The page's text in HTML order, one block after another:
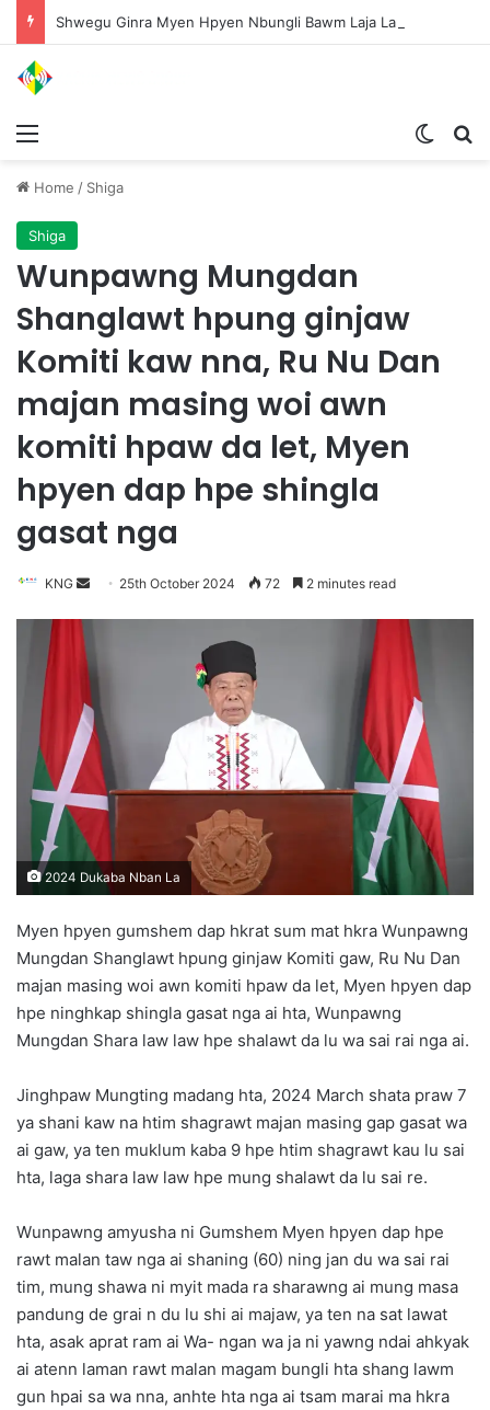
Home / Shiga
Shiga
Wunpawng Mungdan
Shanglawt hpung ginjaw
Komiti kaw nna, Ru Nu Dan
majan masing woi awn
komiti hpaw da let, Myen
hpyen dap hpe shingla
gasat nga
KNG
a
n
e
m
a
l
25th October 2024 72 2 minutes read
2024 Dukaba Nban La
Myen hpyen gumshem dap hkrat sum mat hkra Wunpawng
Mungdan Shanglawt hpung ginjaw Komiti gaw, Ru Nu Dan
majan masing woi awn komiti hpaw da let, Myen hpyen dap
hpe ninghkap shingla gasat nga ai hta, Wunpawng
Mungdan Shara law law hpe shalawt da lu wa sai rai nga ai.
Jinghpaw Mungting madang hta, 2024 March shata praw 7
ya shani kaw na htim shagrawt majan masing gap gasat wa
ai gaw, ya ten muklum kaba 9 hpe htim shagrawt kau lu sai
hta, laga shara law law hpe mung shalawt da lu sai re.
Wunpawng amyusha ni Gumshem Myen hpyen dap hpe
rawt malan taw nga ai shaning (60) ning jan du wa sai rai
tim, mung shawa ni myit mada ra sharawng ai mung masa
pandung de grai n du lu shi ai majaw, ya ten na sat lawat
hta, asak aprat ram ai Wa- ngan wa ja ni yawng ndai ahkyak
ai atenn laman rawt malan magam bungli hta shang lawm
gun hpai sa wa nna, anhte hta nga ai tsam marai ma hkra